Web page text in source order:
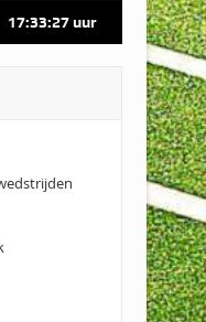
op maandag 3
17:33:28uur